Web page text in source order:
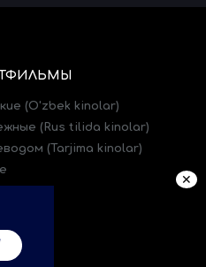
(O'zbek kinolar)
(Rus tilida kinolar)
(Tarjima kinolar)
✕